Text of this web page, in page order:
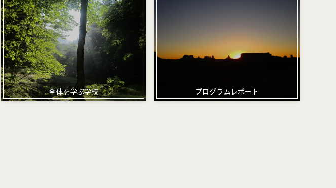
全体を学ぶ学校 プログラムレポート